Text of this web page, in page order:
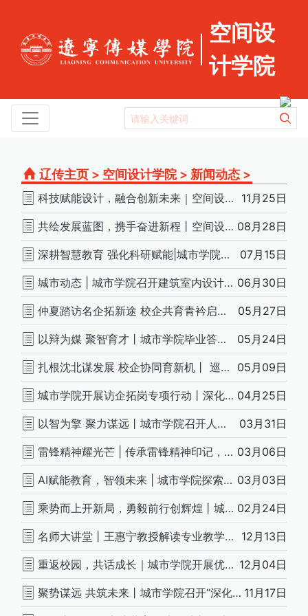
空间设
计学院
辽传主页 > 空间设计学院 > 新闻动态 >
科技赋能设计，融合创新未来｜空间设计学院系列研讨会助力产学研一体化发展 11月25日
共绘发展蓝图，携手奋进新程丨空间设计学院召开新学期教职工大会 08月28日
深耕智慧教育 强化科研赋能|城市学院召开期末教师述职暨学院工作总结大会 07月15日
城市动态 | 城市学院召开建筑室内设计专业定制培养双选会 06月30日
仲夏踏访名企拓新途 校企共育青衿启鹏程|巡访沈阳盛美装饰工程有限公司 05月27日
以辩为媒 聚智育才丨城市学院毕业答辩同期人才培养论证会 05月24日
扎根沈北谋发展 校企协同育新机丨 巡访沈阳鸿瑞源项目管理有限公司 05月09日
城市学院开展访企拓岗专项行动丨深化校企协同育人新路径 04月25日
以智为擎 聚力谋远丨城市学院召开人才培养方案论证会 03月31日
雷锋精神耀光芒 | 传承雷锋精神印记，书写时代奉献新篇 03月06日
AI赋能教育，智领未来 | 城市学院探索AI技术教学应用新路径 03月03日
乘势而上开新局，勇毅前行创辉煌丨城市学院召开新学期教职工大会 02月24日
名师大讲堂丨王惠宁教授解读专业教学的内核与外延 12月13日
重返校园，共话成长｜城市学院开展优秀校友经验分享会 12月04日
聚势谋远 共筑未来丨城市学院召开“深化产教融合 共创数智育人”研讨会 11月17日